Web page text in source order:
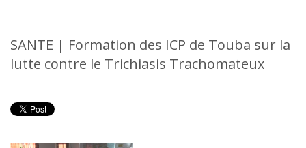
SANTE | Formation des ICP de Touba sur la
lutte contre le Trichiasis Trachomateux